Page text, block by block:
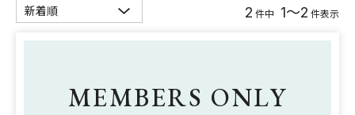
2 件中 1～2 件表示
MEMBERS ONLY